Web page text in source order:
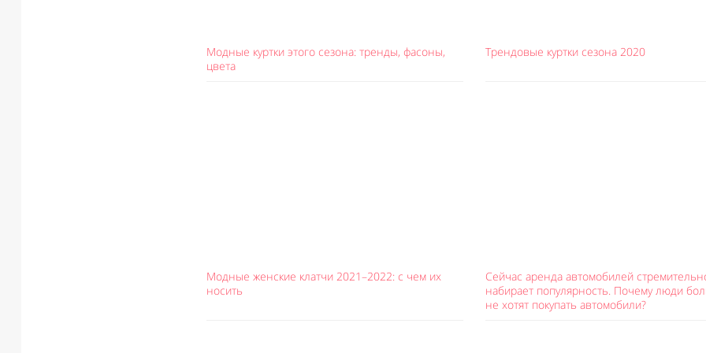
Модные куртки этого сезона: тренды, фасоны,
цвета
Трендовые куртки сезона 2020
Модные женские клатчи 2021–2022: с чем их
носить
Сейчас аренда автомобилей
набирает популярность. Почему люди
не хотят покупать автомобили?